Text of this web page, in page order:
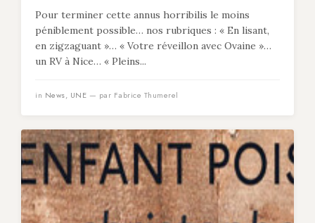
Pour terminer cette annus horribilis le moins
péniblement possible… nos rubriques : « En lisant,
en zigzaguant »… « Votre réveillon avec Ovaine »…
un RV à Nice… « Pleins...
in News, UNE — par Fabrice Thumerel